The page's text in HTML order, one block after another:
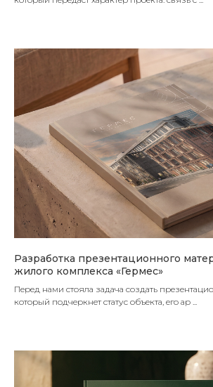
Разработка презентационного
жилого комплекса «Гермес»
Перед нами стояла задача создать
который подчеркнет статус объекта, его ар ...